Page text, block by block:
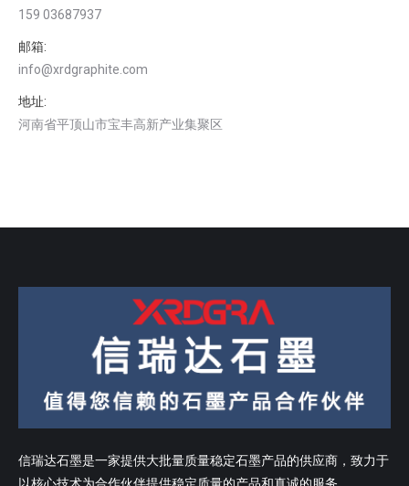
159 03687937
邮箱:
info@xrdgraphite.com
地址:
河南省平顶山市宝丰高新产业集聚区
信瑞达石墨是一家提供大批量质量稳定石墨产品的供应商，致力于